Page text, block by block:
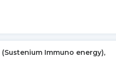
Immuno energy),